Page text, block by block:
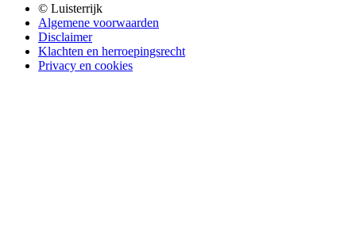
© Luisterrijk
Algemene voorwaarden
Disclaimer
Klachten en herroepingsrecht
Privacy en cookies